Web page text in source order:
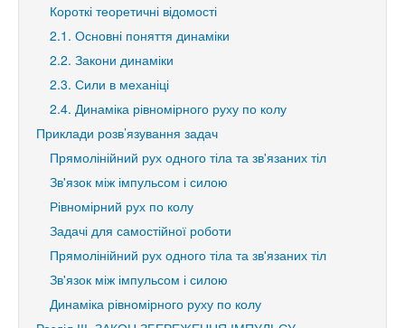
Короткі теоретичні відомості
2.1. Основні поняття динаміки
2.2. Закони динаміки
2.3. Сили в механіці
2.4. Динаміка рівномірного руху по колу
Приклади розв’язування задач
Прямолінійний рух одного тіла та зв'язаних тіл
Зв'язок між імпульсом і силою
Рівномірний рух по колу
Задачі для самостійної роботи
Прямолінійний рух одного тіла та зв'язаних тіл
Зв'язок між імпульсом і силою
Динаміка рівномірного руху по колу